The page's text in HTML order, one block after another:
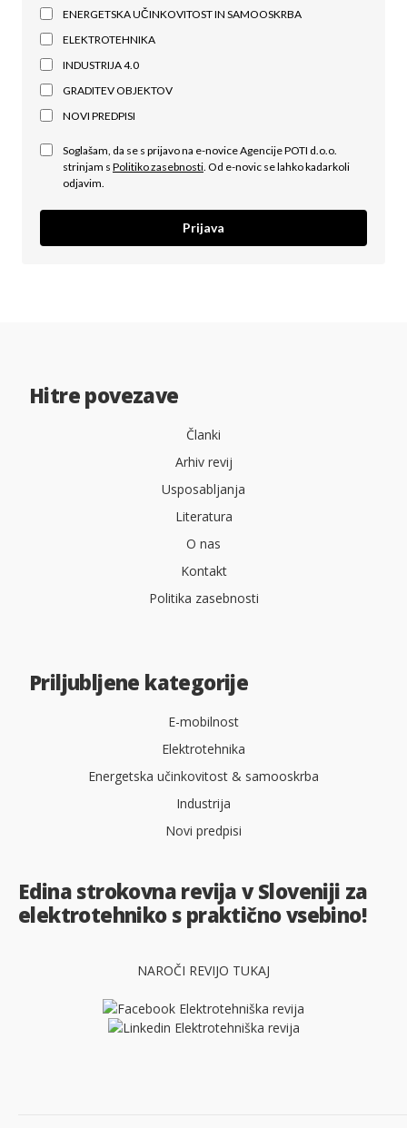
ENERGETSKA UČINKOVITOST IN SAMOOSKRBA
ELEKTROTEHNIKA
INDUSTRIJA 4.0
GRADITEV OBJEKTOV
NOVI PREDPISI
Soglašam, da se s prijavo na e-novice Agencije POTI d.o.o.
strinjam s Politiko zasebnosti . Od e-novic se lahko kadarkoli
odjavim.
Prijava
Hitre povezave
Članki
Arhiv revij
Usposabljanja
Literatura
O nas
Kontakt
Politika zasebnosti
Priljubljene kategorije
E-mobilnost
Elektrotehnika
Energetska učinkovitost & samooskrba
Industrija
Novi predpisi
Edina strokovna revija v Sloveniji za
elektrotehniko s praktično vsebino!
NAROČI REVIJO TUKAJ